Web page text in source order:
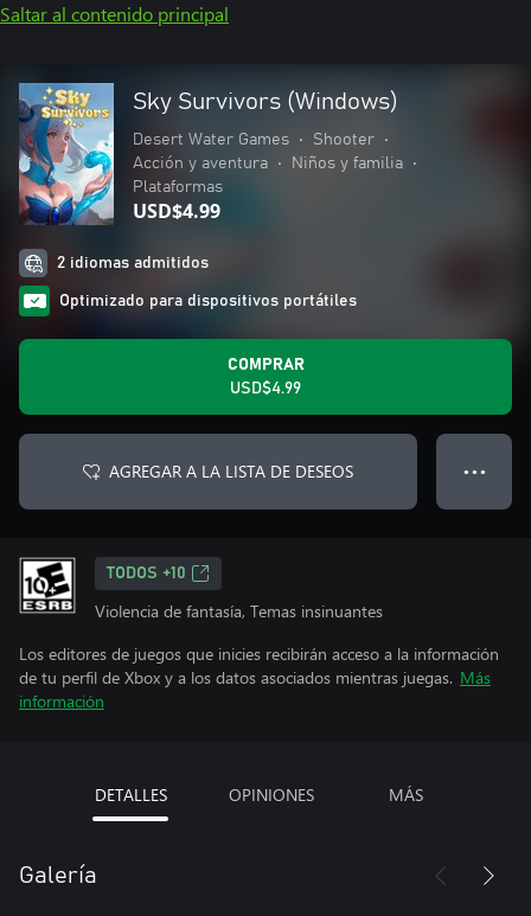
Saltar al contenido principal
Sky Survivors (Windows)
Desert Water Games • Shooter
•
Acción y aventura
• Niños y familia
•
Plataformas
USD$4.99
2 idiomas admitidos
Optimizado para dispositivos portátiles
COMPRAR
USD$4.99
AGREGAR A LA LISTA DE DESEOS ● ● ●
TODOS +10
Violencia de fantasía, Temas insinuantes
Los editores de juegos que inicies recibirán acceso a la información
de tu perfil de Xbox y a los datos asociados mientras juegas. Más
información
DETALLES OPINIONES MÁS
Galería